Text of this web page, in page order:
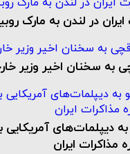
در لندن به مارک
به سخنان اخیر وزیر
دیپلمات‌های آمریکایی
مذاکرات ایران